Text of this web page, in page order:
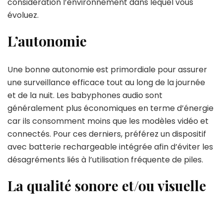
évoluez.
L’autonomie
Une bonne autonomie est primordiale pour assurer
une surveillance efficace tout au long de la journée
et de la nuit. Les babyphones audio sont
généralement plus économiques en terme d’énergie
car ils consomment moins que les modèles vidéo et
connectés. Pour ces derniers, préférez un dispositif
avec batterie rechargeable intégrée afin d’éviter les
désagréments liés à l’utilisation fréquente de piles.
La qualité sonore et/ou visuelle